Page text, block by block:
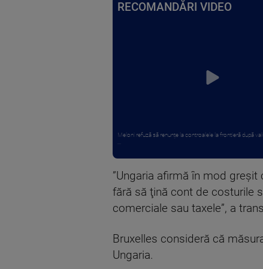
RECOMANDĂRI VIDEO
Meloni refuză să renunțe la controalele la frontieră după
”Ungaria afirmă în mod
fără să ţină cont de costurile
comerciale sau taxele”, a
Bruxelles consideră că
Ungaria.